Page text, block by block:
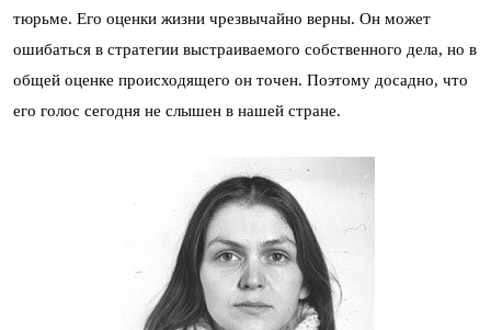
тюрьме. Его оценки жизни чрезвычайно верны. Он может
ошибаться в стратегии выстраиваемого собственного дела, но в
общей оценке происходящего он точен. Поэтому досадно, что
его голос сегодня не слышен в нашей стране.